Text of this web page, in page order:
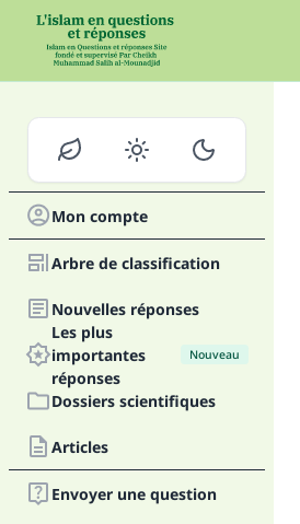
Mon compte
Arbre de classification
Nouvelles réponses
Les plus
importantes
réponses
Nouveau
Dossiers scientifiques
Articles
Envoyer une question